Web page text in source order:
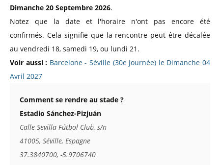
Dimanche 20 Septembre 2026.
Notez que la date et l'horaire n'ont pas encore été
confirmés. Cela signifie que la rencontre peut être décalée
au vendredi 18, samedi 19, ou lundi 21.
Voir aussi : Barcelone - Séville (30e journée) le Dimanche 04
Avril 2027
Comment se rendre au stade ?
Estadio Sánchez-Pizjuán
Calle Sevilla Fútbol Club, s/n
41005, Séville, Espagne
37.3840700, -5.9706740